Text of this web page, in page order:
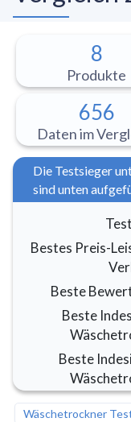
8
Produkte
656
Daten im
Die Testsieger
sind unten
Bestes Preis-
Beste
Beste
Beste
Wäschetrockner